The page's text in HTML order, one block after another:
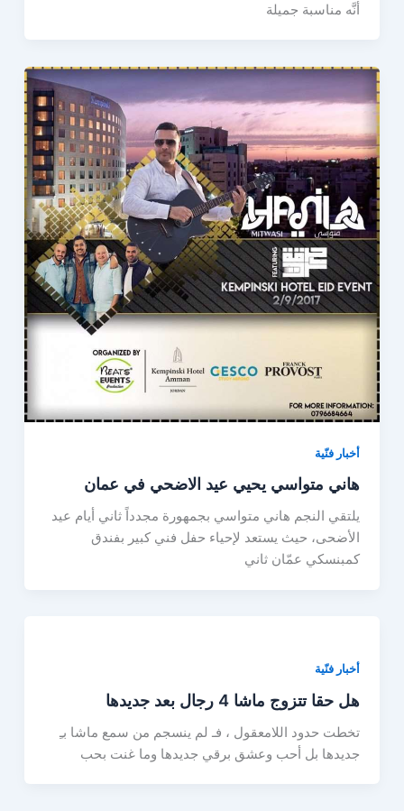
أنَّه مناسبة جميلة
أخبار فنّية
هاني متواسي يحيي عيد الاضحي في عمان
يلتقي النجم هاني متواسي بجمهورة مجدداً ثاني أيام عيد
الأضحى، حيث يستعد لإحياء حفل فني كبير بفندق
كمبنسكي عمّان ثاني
أخبار فنّية
هل حقا تتزوج ماشا 4 رجال بعد جديدها
تخطت حدود اللامعقول ، فـ لم ينسجم من سمع ماشا بـِ
جديدها بل أحب وعشق برقي جديدها وما غنت بحب